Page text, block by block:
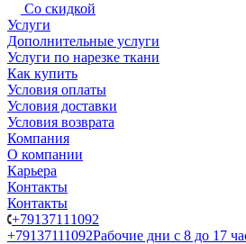
Со скидкой
Услуги
Дополнительные услуги
Услуги по нарезке ткани
Как купить
Условия оплаты
Условия доставки
Условия возврата
Компания
О компании
Карьера
Контакты
Контакты
+79137111092
+79137111092Рабочие дни с 8 до 17